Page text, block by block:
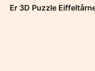
Er 3D Puzzle